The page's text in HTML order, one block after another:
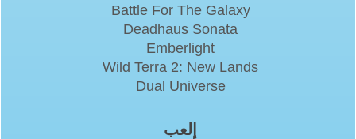
Battle For The Galaxy
Deadhaus Sonata
Emberlight
Wild Terra 2: New Lands
Dual Universe
إلعب